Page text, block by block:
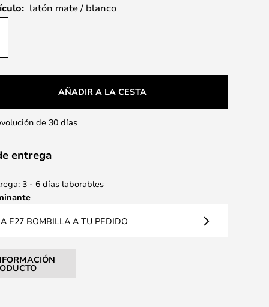
latón mate / blanco
AÑADIR A LA CESTA
de 30 días
entrega
3 - 6 días laborables
E27 BOMBILLA A TU PEDIDO